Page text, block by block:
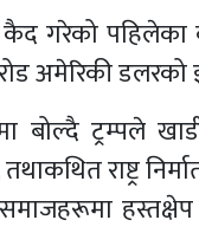
गरेको पहिलेका
अमेरिकी डलरको
बोल्दै ट्रम्पले
राष्ट्र
समाजहरूमा